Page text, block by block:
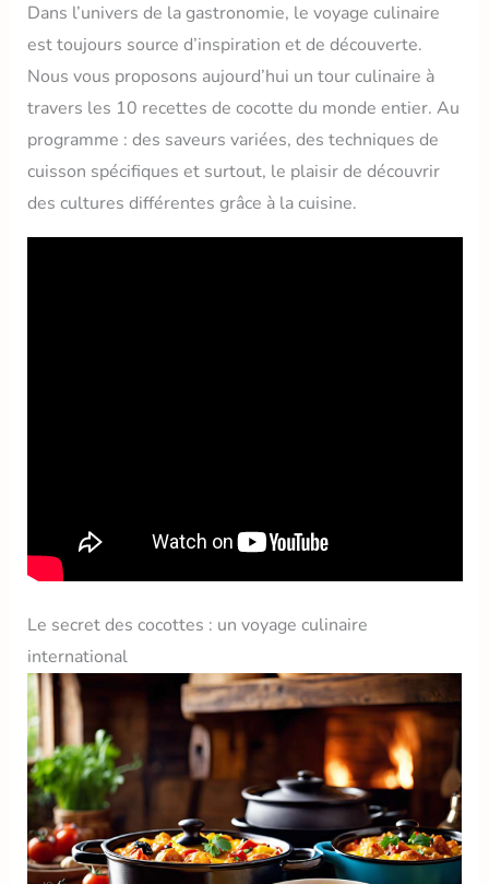
Dans l’univers de la gastronomie, le voyage culinaire
est toujours source d’inspiration et de découverte.
Nous vous proposons aujourd’hui un tour culinaire à
travers les 10 recettes de cocotte du monde entier. Au
programme : des saveurs variées, des techniques de
cuisson spécifiques et surtout, le plaisir de découvrir
des cultures différentes grâce à la cuisine.
Le secret des cocottes : un voyage culinaire
international